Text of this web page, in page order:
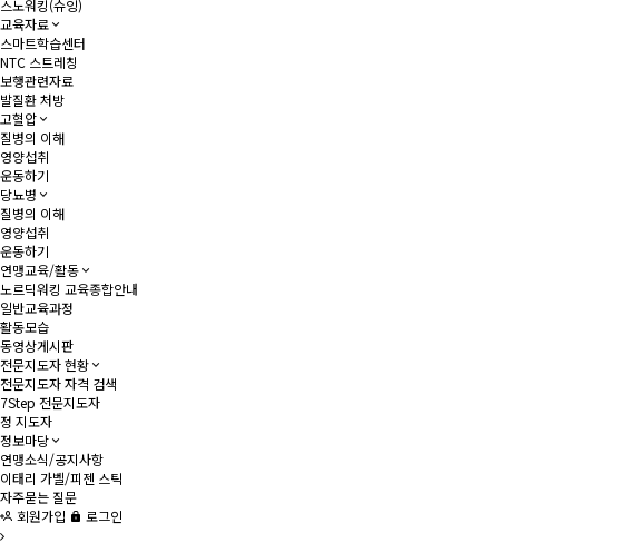
스노워킹(슈잉)
교육자료
스마트학습센터
NTC 스트레칭
보행관련자료
발질환 처방
고혈압
질병의 이해
영양섭취
운동하기
당뇨병
질병의 이해
영양섭취
운동하기
연맹교육/활동
노르딕워킹 교육종합안내
일반교육과정
활동모습
동영상게시판
전문지도자 현황
전문지도자 자격 검색
7Step 전문지도자
정 지도자
정보마당
연맹소식/공지사항
이태리 가벨/피젠 스틱
자주묻는 질문
회원가입
로그인